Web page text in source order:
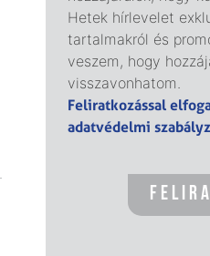
Hetek hírlevelet
tartalmakról és
veszem, hogy
visszavonhatom.
Feliratkozással
adatvédelmi